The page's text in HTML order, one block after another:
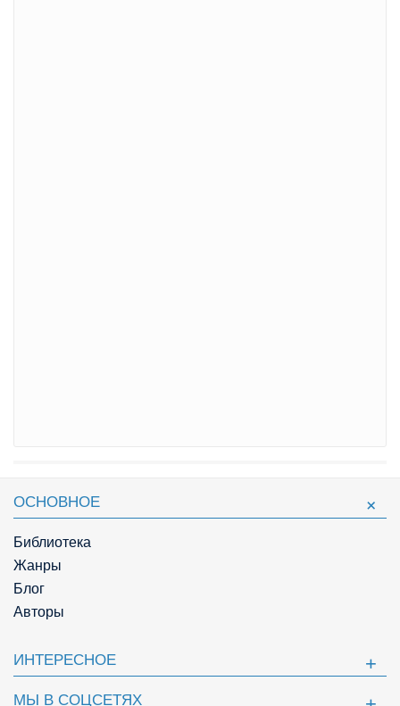
ОСНОВНОЕ
Библиотека
Жанры
Блог
Авторы
ИНТЕРЕСНОЕ
МЫ В СОЦСЕТЯХ